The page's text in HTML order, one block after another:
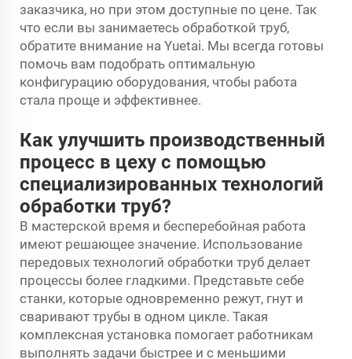
заказчика, но при этом доступные по цене. Так
что если вы занимаетесь обработкой труб,
обратите внимание на Yuetai. Мы всегда готовы
помочь вам подобрать оптимальную
конфигурацию оборудования, чтобы работа
стала проще и эффективнее.
Как улучшить производственный
процесс в цеху с помощью
специализированных технологий
обработки труб?
В мастерской время и бесперебойная работа
имеют решающее значение. Использование
передовых технологий обработки труб делает
процессы более гладкими. Представьте себе
станки, которые одновременно режут, гнут и
сваривают трубы в одном цикле. Такая
комплексная установка помогает работникам
выполнять задачи быстрее и с меньшими